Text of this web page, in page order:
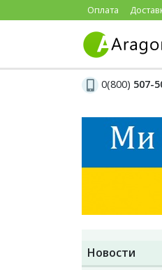
Оплата
0(800) 507-
Новости